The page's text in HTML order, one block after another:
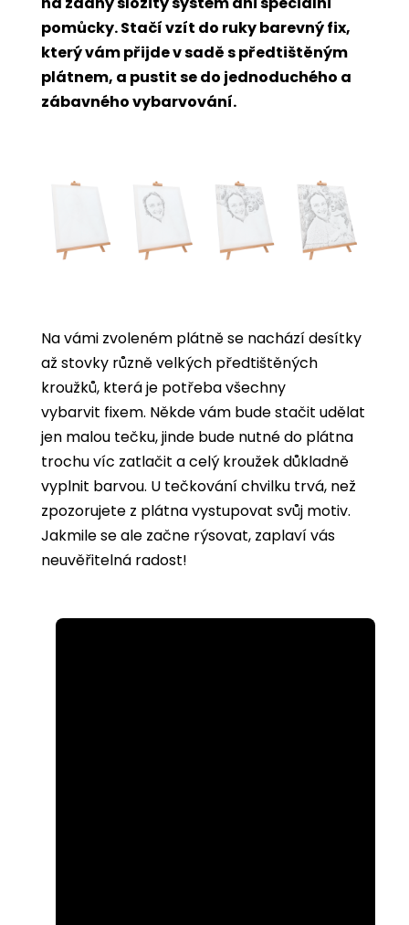
pomůcky. Stačí vzít do ruky barevný fix,
který vám přijde v sadě s předtištěným
plátnem, a pustit se do jednoduchého a
zábavného vybarvování.
Na vámi zvoleném plátně se nachází desítky
až stovky různě velkých předtištěných
kroužků, která je potřeba všechny
vybarvit fixem. Někde vám bude stačit udělat
jen malou tečku, jinde bude nutné do plátna
trochu víc zatlačit a celý kroužek důkladně
vyplnit barvou. U tečkování chvilku trvá, než
zpozorujete z plátna vystupovat svůj motiv.
Jakmile se ale začne rýsovat, zaplaví vás
neuvěřitelná radost!